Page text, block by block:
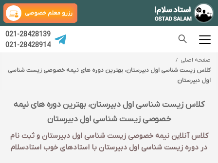
رزرو معلم خصوصی
021-28428139
021-28428914
صفحه اصلی
کلاس زیست شناسی اول دبیرستان، بهترین دوره های نیمه خصوصی زیست شناسی
اول دبیرستان
کلاس زیست شناسی اول دبیرستان، بهترین دوره های نیمه
خصوصی زیست شناسی اول دبیرستان
کلاس آنلاین نیمه خصوصی زیست شناسی اول دبیرستان و ثبت نام
در دوره زیست شناسی اول دبیرستان با‌ استادهای خوب استادسلام